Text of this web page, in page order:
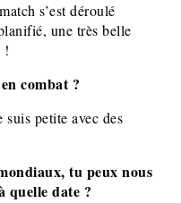
s’est déroulé
une très belle
!
combat ?
petite avec des
tu peux nous
quelle date ?